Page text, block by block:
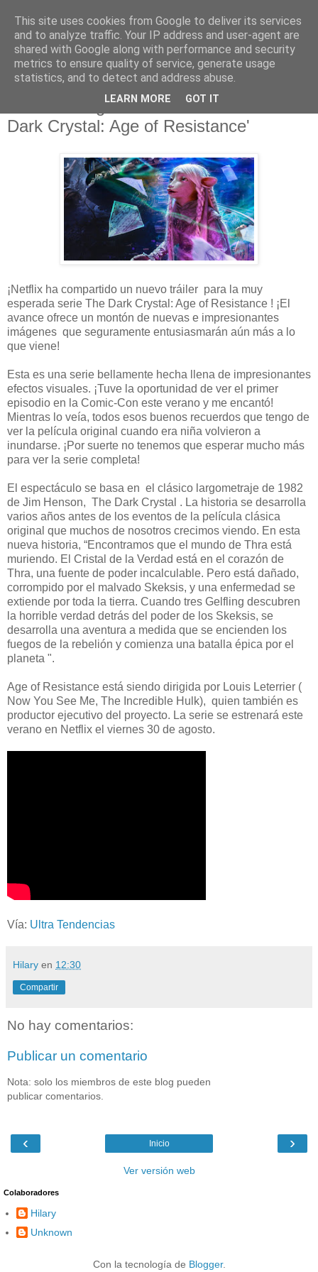
Nuevas imágenes en el tráiler de 'The
Dark Crystal: Age of Resistance'
¡Netflix ha compartido un nuevo tráiler para la muy
esperada serie The Dark Crystal: Age of Resistance ! ¡El
avance ofrece un montón de nuevas e impresionantes
imágenes que seguramente entusiasmarán aún más a lo
que viene!
Esta es una serie bellamente hecha llena de impresionantes
efectos visuales. ¡Tuve la oportunidad de ver el primer
episodio en la Comic-Con este verano y me encantó!
Mientras lo veía, todos esos buenos recuerdos que tengo de
ver la película original cuando era niña volvieron a
inundarse. ¡Por suerte no tenemos que esperar mucho más
para ver la serie completa!
El espectáculo se basa en el clásico largometraje de 1982
de Jim Henson, The Dark Crystal . La historia se desarrolla
varios años antes de los eventos de la película clásica
original que muchos de nosotros crecimos viendo. En esta
nueva historia, “Encontramos que el mundo de Thra está
muriendo. El Cristal de la Verdad está en el corazón de
Thra, una fuente de poder incalculable. Pero está dañado,
corrompido por el malvado Skeksis, y una enfermedad se
extiende por toda la tierra. Cuando tres Gelfling descubren
la horrible verdad detrás del poder de los Skeksis, se
desarrolla una aventura a medida que se encienden los
fuegos de la rebelión y comienza una batalla épica por el
planeta ".
Age of Resistance está siendo dirigida por Louis Leterrier (
Now You See Me, The Incredible Hulk), quien también es
productor ejecutivo del proyecto. La serie se estrenará este
verano en Netflix el viernes 30 de agosto.
Vía: Ultra Tendencias
Hilary en 12:30
Compartir
No hay comentarios:
Publicar un comentario
Nota: solo los miembros de este blog pueden
publicar comentarios.
‹ ›
Inicio
Ver versión web
Colaboradores
Hilary
Unknown
Con la tecnología de Blogger.
This site uses cookies from Google to deliver its services
and to analyze traffic. Your IP address and user-agent are
shared with Google along with performance and security
metrics to ensure quality of service, generate usage
statistics, and to detect and address abuse.
LEARN MORE GOT IT